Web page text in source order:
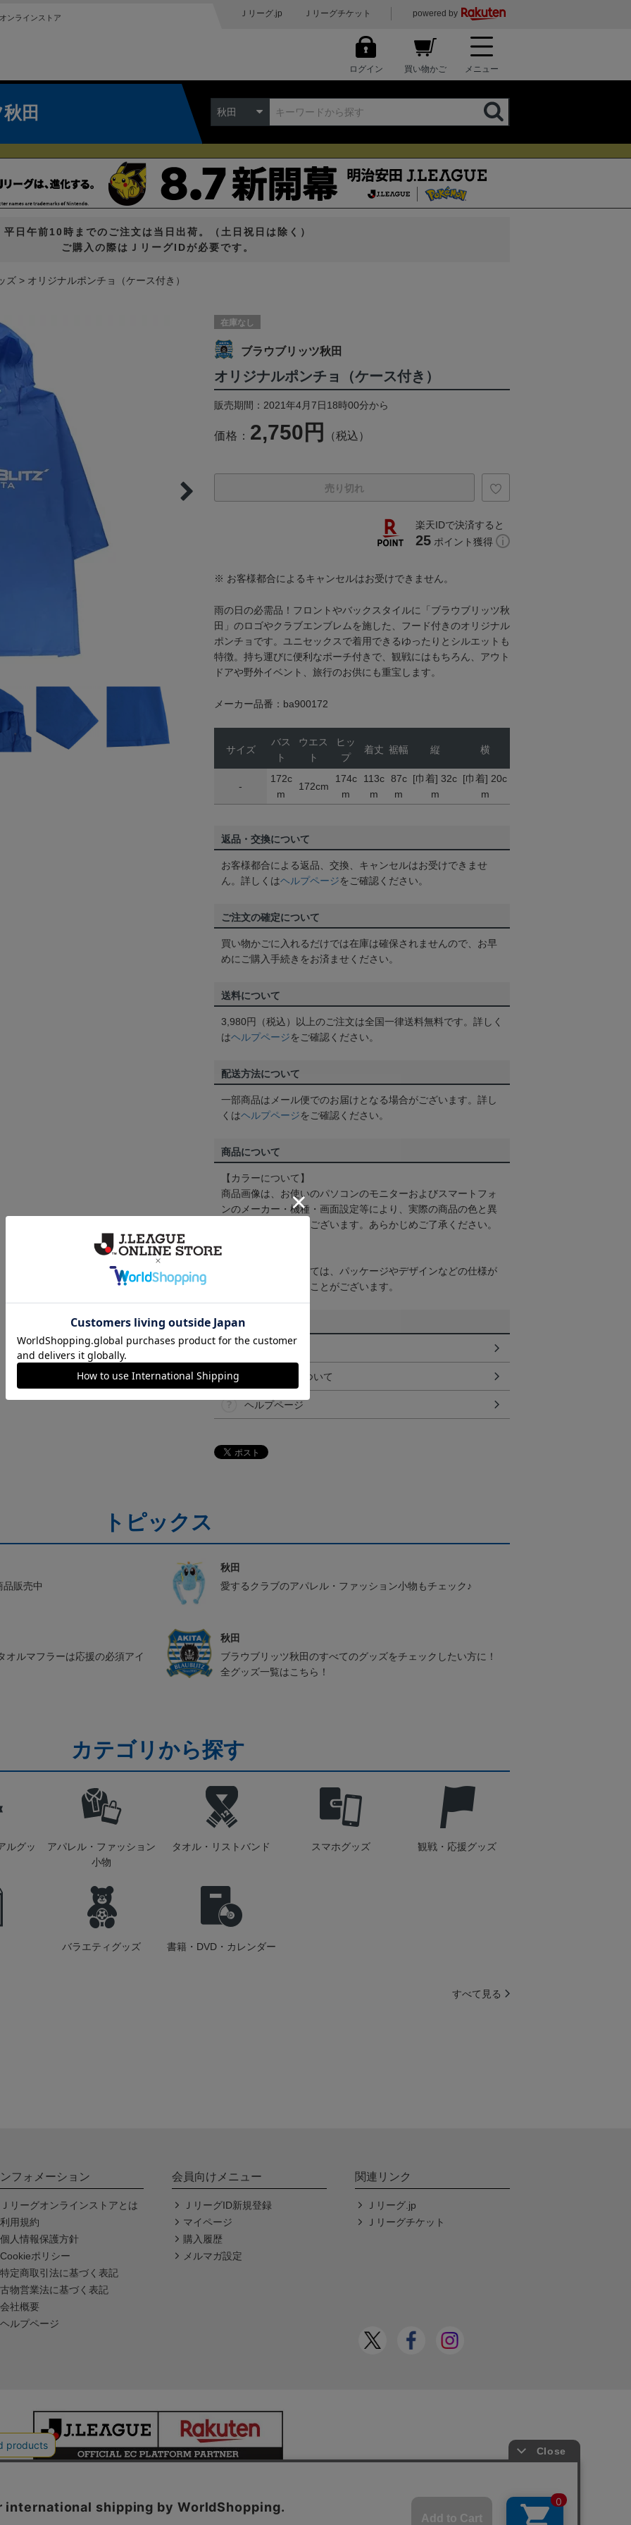
ンラインストア Ｊリーグ.jp Ｊリーグチケット powered by
ログイン 買い物かご メニュー
田 秋田
平日午前10時までのご注文は当日出荷。（土日祝日は除く）
ご購入の際はＪリーグIDが必要です。
ズ オリジナルポンチョ（ケース付き）
在庫なし
ブラウブリッツ秋田
オリジナルポンチョ（ケース付き）
販売期間：2021年4月7日18時00分から
価格： 2,750円 （税込）
売り切れ
楽天IDで決済すると
25 ポイント獲得
※ お客様都合によるキャンセルはお受けできません。
雨の日の必需品！フロントやバックスタイルに「ブラウブリッツ秋
田」のロゴやクラブエンブレムを施した、フード付きのオリジナル
ポンチョです。ユニセックスで着用できるゆったりとシルエットも
特徴。持ち運びに便利なポーチ付きで、観戦にはもちろん、アウト
ドアや野外イベント、旅行のお供にも重宝します。
メーカー品番：ba900172
サイズ
バス
ト
ウエス
ト
ヒッ
プ
着丈 裾幅 縦 横
-
172c
m
172cm
174c
m
113c
m
87c
m
[巾着] 32c
m
[巾着] 20c
m
返品・交換について
お客様都合による返品、交換、キャンセルはお受けできませ
ん。詳しくはヘルプページをご確認ください。
ご注文の確定について
買い物かごに入れるだけでは在庫は確保されませんので、お早
めにご購入手続きをお済ませください。
送料について
3,980円（税込）以上のご注文は全国一律送料無料です。詳しく
はヘルプページをご確認ください。
配送方法について
一部商品はメール便でのお届けとなる場合がございます。詳し
くはヘルプページをご確認ください。
商品について
【カラーについて】
商品画像は、お使いのパソコンのモニターおよびスマートフォ
ンのメーカー・機種・画面設定等により、実際の商品の色と異
なって見える場合がございます。あらかじめご了承ください。
【仕様について】
取り扱い商品によっては、パッケージやデザインなどの仕様が
予告なく変更になることがございます。
その他
ギフト対応について
ヘルプページ
トピックス
品販売中
秋田
愛するクラブのアパレル・ファッション小物もチェック♪
オルマフラーは応援の必須アイ
秋田
ブラウブリッツ秋田のすべてのグッズをチェックしたい方に！
全グッズ一覧はこちら！
カテゴリから探す
ルグッ
アパレル・ファッション
小物
タオル・リストバンド スマホグッズ 観戦・応援グッズ
バラエティグッズ 書籍・DVD・カレンダー
すべて見る
フォメーション
Ｊリーグオンラインストアとは
利用規約
個人情報保護方針
Cookieポリシー
特定商取引法に基づく表記
古物営業法に基づく表記
会社概要
ヘルプページ
会員向けメニュー
ＪリーグID新規登録
マイページ
購入履歴
メルマガ設定
関連リンク
Ｊリーグ.jp
Ｊリーグチケット
本サイトで使用している文章・画像等の無断での複製・転載を禁止します。
© JAPAN PROFESSIONAL FOOTBALL LEAGUE Rakuten Group, Inc.